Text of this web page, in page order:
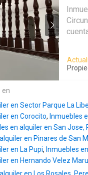
seguridad. zonas sociales
vías
en
en Sector Parque La
en Corocito, Inmuebles
en alquiler en San Jose,
en Pinares de San
en La Pupi, Inmuebles
en Hernando Velez